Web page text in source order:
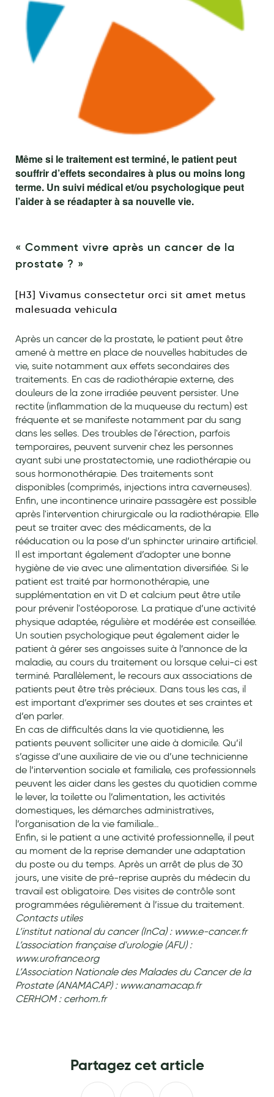
Maquillage
Pour Homme
Crème solaire - Visage et corps
Préservatifs - Gels lubrifiants
Accessoires, coutellerie, brosserie
Beauté au naturel
Huiles
Soins bébé
Couches
Laits infantiles
Biberons et tétines
Toilette du bébé
Alimentation
Soins enfant
Soins maman
Tisanes allaitement et compléments alimentaires
Accessoires maternité
Gammes spécifiques tisanes allaitement et compléments
maternité
Nature
Aromathérapie
Diététique minceur
Phytothérapie
Régimes médicaux
Gemmothérapie
Confiserie
Voies respiratoires
Oligothérapie
Compléments alimentaires
Médicaments et Santé
Premiers soins
Pansements
Hygiène nasale
Antibactériens
Nutrition clinique
Anti-poux
Solaire et moustique
Piqûres insectes
Appareils
Soins jambes lourdes
Accessoires pieds et semelles
Même si le traitement est terminé, le patient peut
souffrir d’effets secondaires à plus ou moins long
terme. Un suivi médical et/ou psychologique peut
l’aider à se réadapter à sa nouvelle vie.
« Comment vivre après un cancer de la
prostate ? »
[H3] Vivamus consectetur orci sit amet metus
malesuada vehicula
Après un cancer de la prostate, le patient peut être
amené à mettre en place de nouvelles habitudes de
vie, suite notamment aux effets secondaires des
traitements. En cas de radiothérapie externe, des
douleurs de la zone irradiée peuvent persister. Une
rectite (inflammation de la muqueuse du rectum) est
fréquente et se manifeste notamment par du sang
dans les selles. Des troubles de l'érection, parfois
temporaires, peuvent survenir chez les personnes
ayant subi une prostatectomie, une radiothérapie ou
sous hormonothérapie. Des traitements sont
disponibles (comprimés, injections intra caverneuses).
Enfin, une incontinence urinaire passagère est possible
après l'intervention chirurgicale ou la radiothérapie. Elle
peut se traiter avec des médicaments, de la
rééducation ou la pose d’un sphincter urinaire artificiel.
Il est important également d’adopter une bonne
hygiène de vie avec une alimentation diversifiée. Si le
patient est traité par hormonothérapie, une
supplémentation en vit D et calcium peut être utile
pour prévenir l'ostéoporose. La pratique d’une activité
physique adaptée, régulière et modérée est conseillée.
Un soutien psychologique peut également aider le
patient à gérer ses angoisses suite à l’annonce de la
maladie, au cours du traitement ou lorsque celui-ci est
terminé. Parallèlement, le recours aux associations de
patients peut être très précieux. Dans tous les cas, il
est important d’exprimer ses doutes et ses craintes et
d’en parler.
En cas de difficultés dans la vie quotidienne, les
patients peuvent solliciter une aide à domicile. Qu’il
s’agisse d’une auxiliaire de vie ou d’une technicienne
de l’intervention sociale et familiale, ces professionnels
peuvent les aider dans les gestes du quotidien comme
le lever, la toilette ou l’alimentation, les activités
domestiques, les démarches administratives,
l’organisation de la vie familiale…
Enfin, si le patient a une activité professionnelle, il peut
au moment de la reprise demander une adaptation
du poste ou du temps. Après un arrêt de plus de 30
jours, une visite de pré-reprise auprès du médecin du
travail est obligatoire. Des visites de contrôle sont
programmées régulièrement à l’issue du traitement.
Contacts utiles
L’institut national du cancer (InCa) : www.e-cancer.fr
L’association française d'urologie (AFU) :
www.urofrance.org
L’Association Nationale des Malades du Cancer de la
Prostate (ANAMACAP) : www.anamacap.fr
CERHOM : cerhom.fr
Partagez cet article